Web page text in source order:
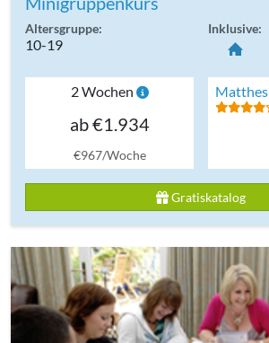
Altersgruppe:
10-19
Inklusive:
2 Wochen
ab €1.934
€967/Woche
Matthes
Gratiskatalog